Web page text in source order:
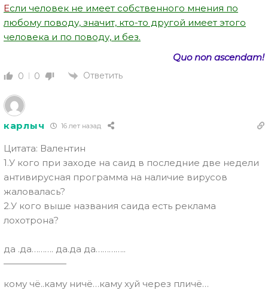
Если человек не имеет собственного мнения по
любому поводу, значит, кто-то другой имеет этого
человека и по поводу, и без.
Quo non ascendam!
0 0 Ответить
карлыч 16 лет назад
Цитата: Валентин
1.У кого при заходе на саид в последние две недели
антивирусная программа на наличие вирусов
жаловалась?
2.У кого выше названия саида есть реклама
лохотрона?
да .да………. да.да да…………..
———————
кому чё..каму ничё…каму хуй через пличё…